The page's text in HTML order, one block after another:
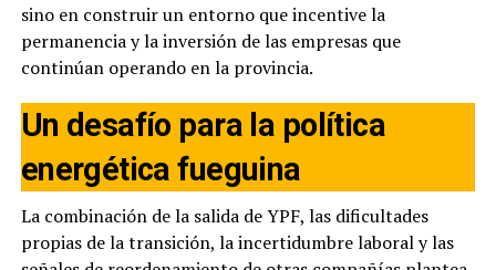
sino en construir un entorno que incentive la
permanencia y la inversión de las empresas que
continúan operando en la provincia.
Un desafío para la política
energética fueguina
La combinación de la salida de YPF, las dificultades
propias de la transición, la incertidumbre laboral y las